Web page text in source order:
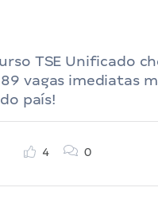
TSE Unificado
vagas imediatas
país!
4 0